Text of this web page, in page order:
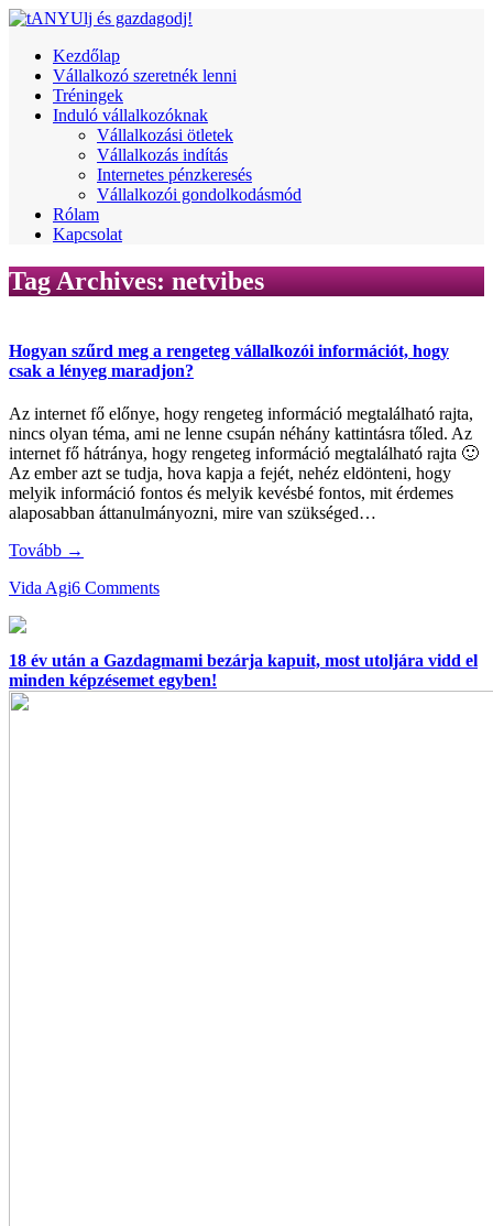
Kezdőlap
Vállalkozó szeretnék lenni
Tréningek
Induló vállalkozóknak
Vállalkozási ötletek
Vállalkozás indítás
Internetes pénzkeresés
Vállalkozói gondolkodásmód
Rólam
Kapcsolat
Tag Archives:netvibes
Hogyan szűrd meg a rengeteg vállalkozói információt, hogy
csak a lényeg maradjon?
Az internet fő előnye, hogy rengeteg információ megtalálható rajta,
nincs olyan téma, ami ne lenne csupán néhány kattintásra tőled. Az
internet fő hátránya, hogy rengeteg információ megtalálható rajta 🙂
Az ember azt se tudja, hova kapja a fejét, nehéz eldönteni, hogy
melyik információ fontos és melyik kevésbé fontos, mit érdemes
alaposabban áttanulmányozni, mire van szükséged…
Tovább →
Vida Agi6 Comments
18 év után a Gazdagmami bezárja kapuit, most utoljára vidd el
minden képzésemet egyben!